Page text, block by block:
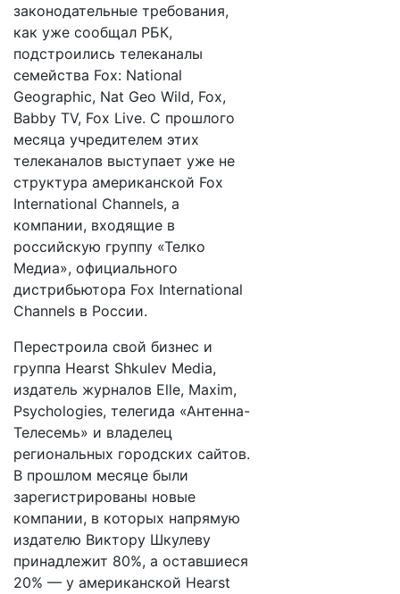
законодательные требования,
как уже сообщал РБК,
подстроились телеканалы
семейства Fox: National
Geographic, Nat Geo Wild, Fox,
Babby TV, Fox Live. С прошлого
месяца учредителем этих
телеканалов выступает уже не
структура американской Fox
International Channels, а
компании, входящие в
российскую группу «Телко
Медиа», официального
дистрибьютора Fox International
Channels в России.
Перестроила свой бизнес и
группа Hearst Shkulev Media,
издатель журналов Elle, Maxim,
Psychologies, телегида «Антенна-
Телесемь» и владелец
региональных городских сайтов.
В прошлом месяце были
зарегистрированы новые
компании, в которых напрямую
издателю Виктору Шкулеву
принадлежит 80%, а оставшиеся
20% — у американской Hearst